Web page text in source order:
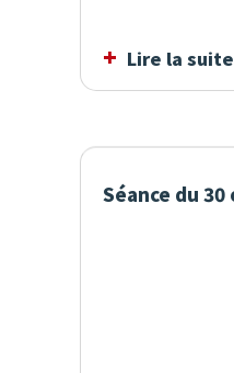
Lire la suite
Séance du